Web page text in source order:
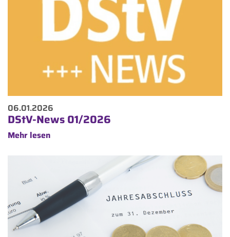
06.01.2026
DStV-News 01/2026
Mehr lesen